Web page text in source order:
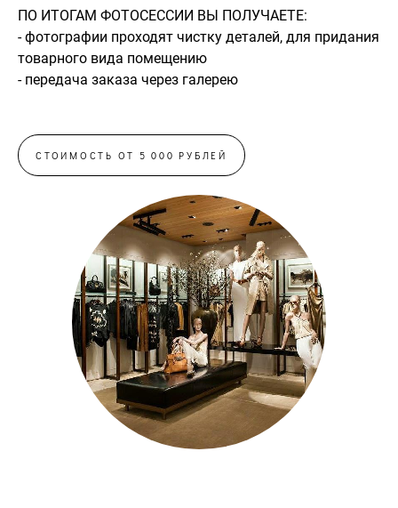
ПО ИТОГАМ ФОТОСЕССИИ ВЫ ПОЛУЧАЕТЕ:
- фотографии проходят чистку деталей, для придания
товарного вида помещению
- передача заказа через галерею
СТОИМОСТЬ ОТ 5 000 РУБЛЕЙ